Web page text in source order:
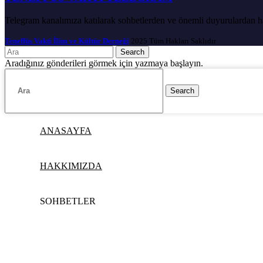
Telegram kanalımıza katılarak sohbetlerden ve önemli duyurulardan
Teneffüs Vakti İlim ve Kültür Derneği 2025 Tüm Hakları Saklıdır
Search
Aradığınız gönderileri görmek için yazmaya başlayın.
Search
ANASAYFA
HAKKIMIZDA
SOHBETLER